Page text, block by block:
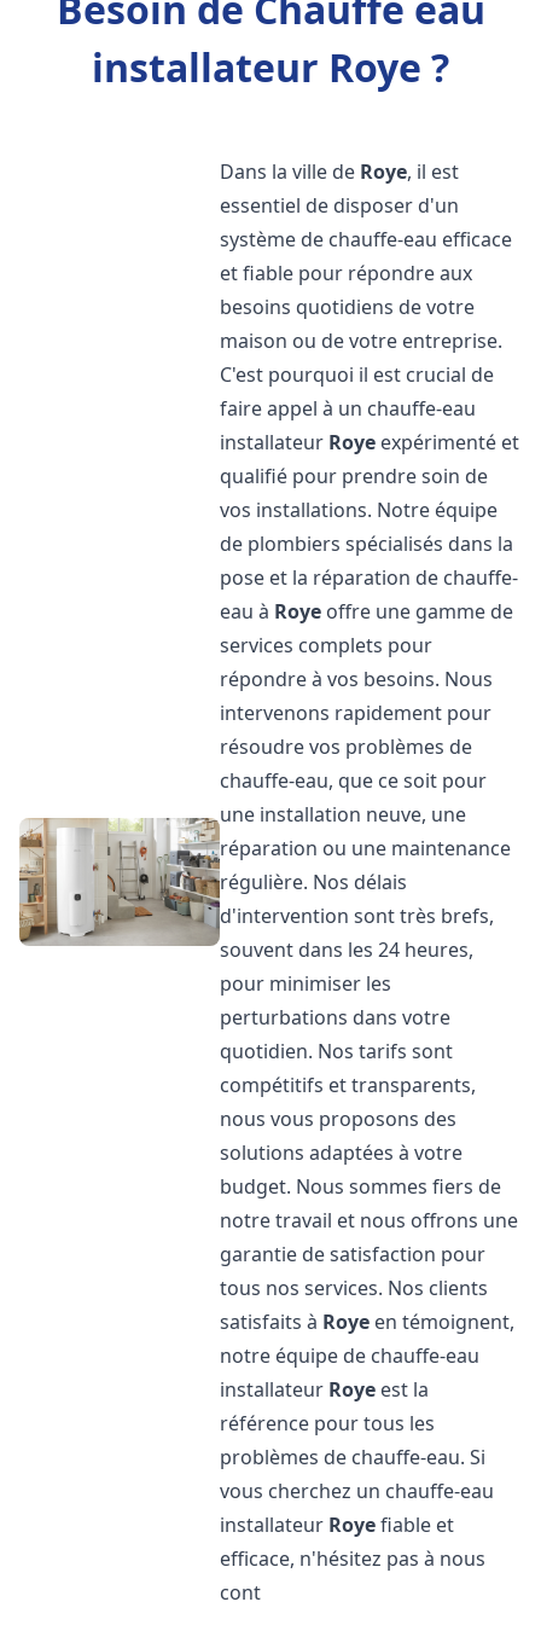
installateur Roye ?
Dans la ville de Roye, il est
essentiel de disposer d'un
système de chauffe-eau efficace
et fiable pour répondre aux
besoins quotidiens de votre
maison ou de votre entreprise.
C'est pourquoi il est crucial de
faire appel à un chauffe-eau
installateur Roye expérimenté et
qualifié pour prendre soin de
vos installations. Notre équipe
de plombiers spécialisés dans la
pose et la réparation de chauffe-
eau à Roye offre une gamme de
services complets pour
répondre à vos besoins. Nous
intervenons rapidement pour
résoudre vos problèmes de
chauffe-eau, que ce soit pour
une installation neuve, une
réparation ou une maintenance
régulière. Nos délais
d'intervention sont très brefs,
souvent dans les 24 heures,
pour minimiser les
perturbations dans votre
quotidien. Nos tarifs sont
compétitifs et transparents,
nous vous proposons des
solutions adaptées à votre
budget. Nous sommes fiers de
notre travail et nous offrons une
garantie de satisfaction pour
tous nos services. Nos clients
satisfaits à Roye en témoignent,
notre équipe de chauffe-eau
installateur Roye est la
référence pour tous les
problèmes de chauffe-eau. Si
vous cherchez un chauffe-eau
installateur Royefiable et
efficace, n'hésitez pas à nous
cont